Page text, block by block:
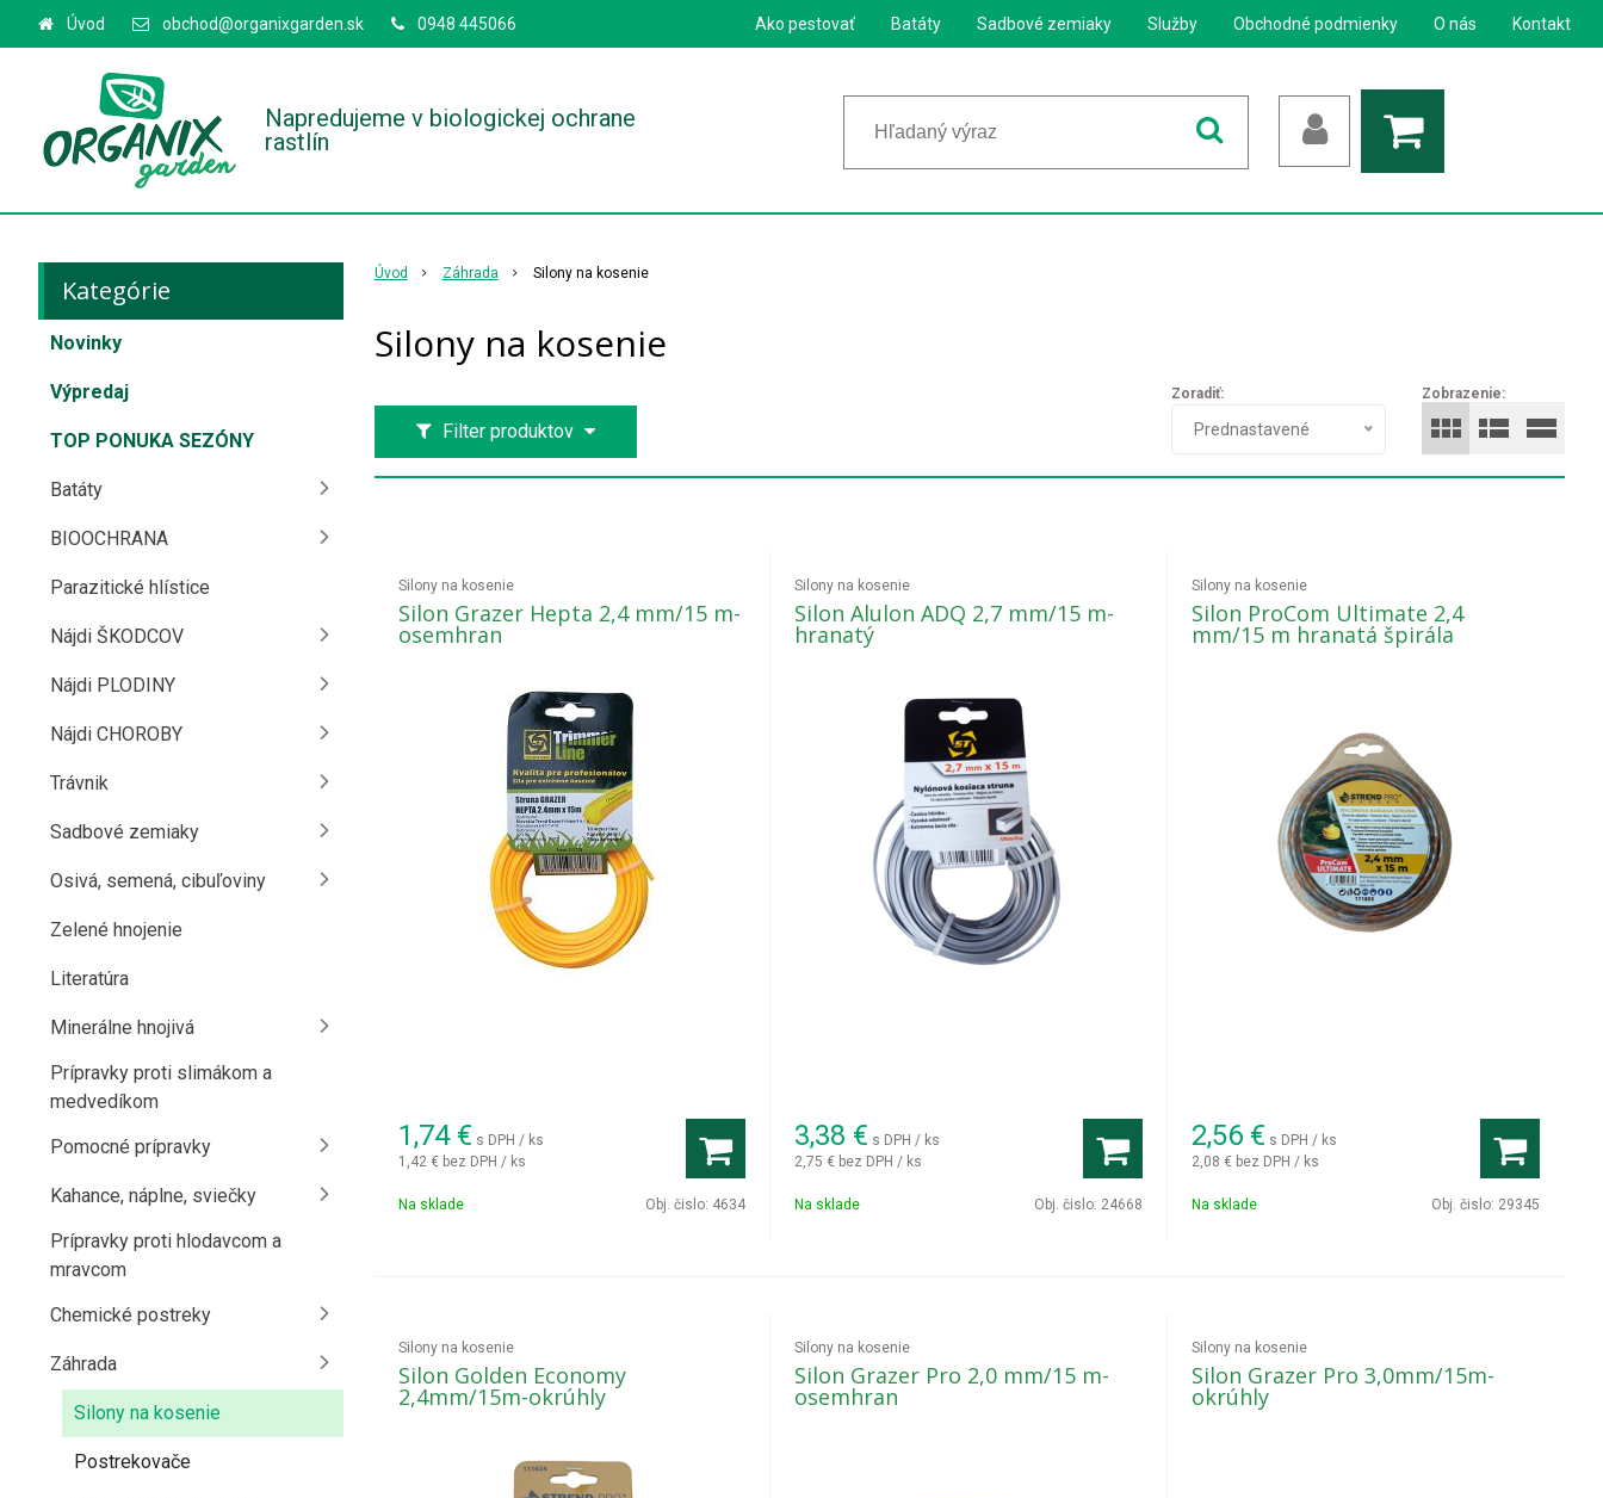
Napredujeme v biologickej ochrane
rastlín
Úvod obchod@organixgarden.sk 0948 445066 Ako pestovať Batáty Sadbové zemiaky Služby Obchodné podmienky O nás Kontakt
Úvod Záhrada Silony na kosenie
Silony na kosenie
Filter produktov
Zobrazenie:
Zoradiť:
Prednastavené
Silony na kosenie
Silon Grazer Hepta 2,4 mm/15 m-
osemhran
1,74 € s DPH / ks
1,42 € bez DPH / ks
Na sklade Obj. čislo: 4634
Silony na kosenie
Silon Alulon ADQ 2,7 mm/15 m-
hranatý
3,38 € s DPH / ks
2,75 € bez DPH / ks
Na sklade Obj. čislo: 24668
Silony na kosenie
Silon ProCom Ultimate 2,4
mm/15 m hranatá špirála
2,56 € s DPH / ks
2,08 € bez DPH / ks
Na sklade Obj. čislo: 29345
Silony na kosenie
Silon Golden Economy
2,4mm/15m-okrúhly
Silony na kosenie
Silon Grazer Pro 2,0 mm/15 m-
osemhran
Silony na kosenie
Silon Grazer Pro 3,0mm/15m-
okrúhly
Kategórie
Novinky
Výpredaj
TOP PONUKA SEZÓNY
Batáty
BIOOCHRANA
Parazitické hlístice
Nájdi ŠKODCOV
Nájdi PLODINY
Nájdi CHOROBY
Trávnik
Sadbové zemiaky
Osivá, semená, cibuľoviny
Zelené hnojenie
Literatúra
Minerálne hnojivá
Prípravky proti slimákom a
medvedíkom
Pomocné prípravky
Kahance, náplne, sviečky
Prípravky proti hlodavcom a
mravcom
Chemické postreky
Záhrada
Silony na kosenie
Postrekovače